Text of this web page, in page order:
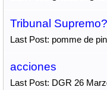
Tribunal
Last Post: pomme de
acciones
Last Post: DGR 26